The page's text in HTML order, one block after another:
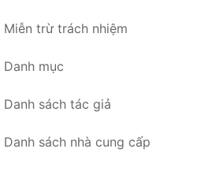
Miễn trừ trách nhiệm
Danh mục
Danh sách tác giả
Danh sách nhà cung cấp